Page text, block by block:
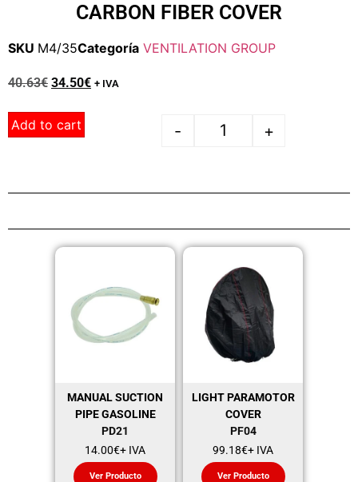
CARBON FIBER COVER
SKU M4/35Categoría VENTILATION GROUP
40.63€ 34.50€ + IVA
- +
Add to cart
MANUAL SUCTION
PIPE GASOLINE
PD21
14.00€+ IVA
Ver Producto
LIGHT PARAMOTOR
COVER
PF04
99.18€+ IVA
Ver Producto